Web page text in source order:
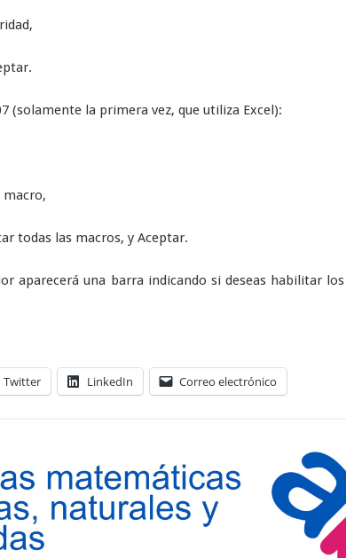
(solamente la primera vez, que utiliza Excel):
macro,
todas las macros, y Aceptar.
aparecerá una barra indicando si deseas habilitar
Twitter LinkedIn Correo electrónico